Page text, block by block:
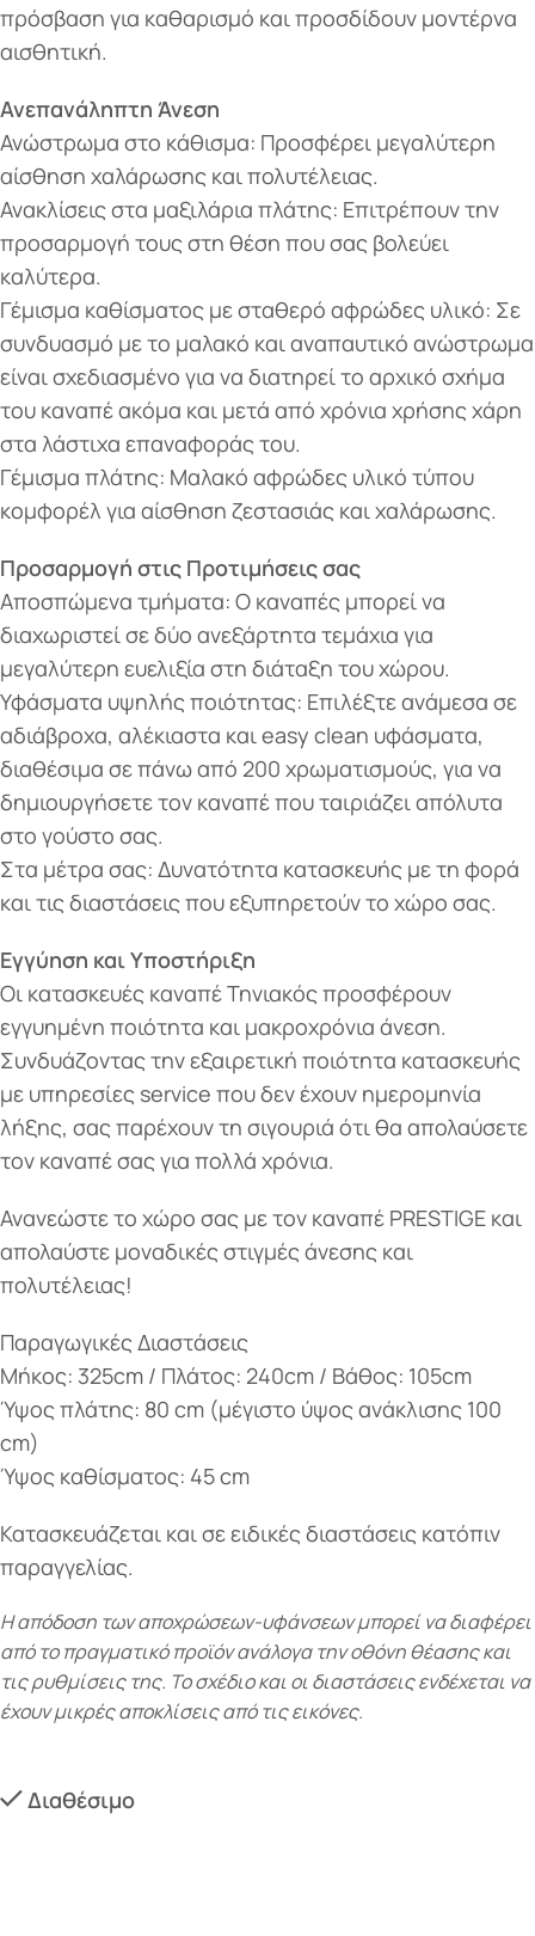
πρόσβαση για καθαρισμό και προσδίδουν μοντέρνα
αισθητική.
Ανεπανάληπτη Άνεση
Ανώστρωμα στο κάθισμα: Προσφέρει μεγαλύτερη
αίσθηση χαλάρωσης και πολυτέλειας.
Ανακλίσεις στα μαξιλάρια πλάτης: Επιτρέπουν την
προσαρμογή τους στη θέση που σας βολεύει
καλύτερα.
Γέμισμα καθίσματος με σταθερό αφρώδες υλικό: Σε
συνδυασμό με το μαλακό και αναπαυτικό ανώστρωμα
είναι σχεδιασμένο για να διατηρεί το αρχικό σχήμα
του καναπέ ακόμα και μετά από χρόνια χρήσης χάρη
στα λάστιχα επαναφοράς του.
Γέμισμα πλάτης: Μαλακό αφρώδες υλικό τύπου
κομφορέλ για αίσθηση ζεστασιάς και χαλάρωσης.
Προσαρμογή στις Προτιμήσεις σας
Αποσπώμενα τμήματα: Ο καναπές μπορεί να
διαχωριστεί σε δύο ανεξάρτητα τεμάχια για
μεγαλύτερη ευελιξία στη διάταξη του χώρου.
Υφάσματα υψηλής ποιότητας: Επιλέξτε ανάμεσα σε
αδιάβροχα, αλέκιαστα και easy clean υφάσματα,
διαθέσιμα σε πάνω από 200 χρωματισμούς, για να
δημιουργήσετε τον καναπέ που ταιριάζει απόλυτα
στο γούστο σας.
Στα μέτρα σας: Δυνατότητα κατασκευής με τη φορά
και τις διαστάσεις που εξυπηρετούν το χώρο σας.
Εγγύηση και Υποστήριξη
Οι κατασκευές καναπέ Τηνιακός προσφέρουν
εγγυημένη ποιότητα και μακροχρόνια άνεση.
Συνδυάζοντας την εξαιρετική ποιότητα κατασκευής
με υπηρεσίες service που δεν έχουν ημερομηνία
λήξης, σας παρέχουν τη σιγουριά ότι θα απολαύσετε
τον καναπέ σας για πολλά χρόνια.
Ανανεώστε το χώρο σας με τον καναπέ PRESTIGE και
απολαύστε μοναδικές στιγμές άνεσης και
πολυτέλειας!
Παραγωγικές Διαστάσεις
Μήκος: 325cm / Πλάτος: 240cm / Bάθος: 105cm
Ύψος πλάτης: 80 cm (μέγιστο ύψος ανάκλισης 100
cm)
Ύψος καθίσματος: 45 cm
Κατασκευάζεται και σε ειδικές διαστάσεις κατόπιν
παραγγελίας.
Η απόδοση των αποχρώσεων-υφάνσεων μπορεί να διαφέρει
από το πραγματικό προϊόν ανάλογα την οθόνη θέασης και
τις ρυθμίσεις της. Το σχέδιο και οι διαστάσεις ενδέχεται να
έχουν μικρές αποκλίσεις από τις εικόνες.
Διαθέσιμο